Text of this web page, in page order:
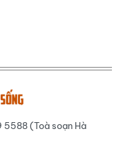
(Toà soạn Hà